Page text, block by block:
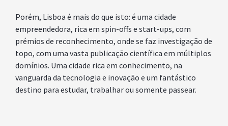
Porém, Lisboa é mais do que isto: é uma cidade
empreendedora, rica em spin-offs e start-ups, com
prémios de reconhecimento, onde se faz investigação de
topo, com uma vasta publicação científica em múltiplos
domínios. Uma cidade rica em conhecimento, na
vanguarda da tecnologia e inovação e um fantástico
destino para estudar, trabalhar ou somente passear.